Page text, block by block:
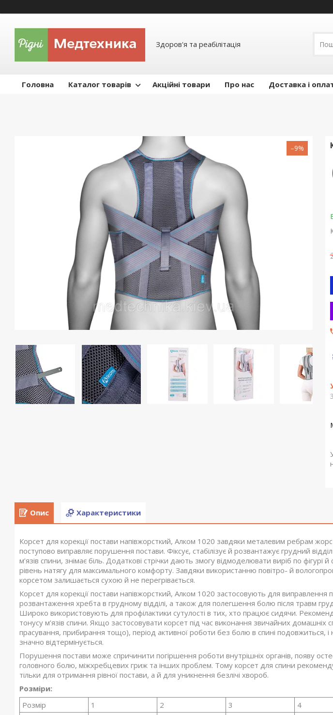
Здоров'я та реабілітація
Головна Каталог товарів Акційні товари Про нас Доставка і
–9%
Опис Характеристики
Корсет для корекції постави напівжорсткий, Алком 1020 завдяки металевим ребрам
поступово виправляє порушення постави. Фіксує, стабілізує й розвантажує грудний
м’язів спини, знімає біль. Додаткові стрічки дають змогу відмоделювати виріб по фігурі
рівень натягу для максимального комфорту. Завдяки використанню повітро- й
корсетом залишається сухою й не перегрівається.
Корсет для корекції постави напівжорсткий, Алком 1020 застосовують для виправлення
розвантаження хребта в грудному відділі, а також для полегшення болю після травм
Широко використовують для профілактики сутулості в тих, хто працює сидячи.
тонусу м’язів спини. Якщо застосовувати корсет під час виконання звичайних домашніх
прасування, прибирання тощо), період активної роботи без болю в спині подовжиться, і
значно відтермінується.
Порушення постави може спричинити погіршення роботи внутрішніх органів, появу
головного болю, міжхребцевих гриж та інших проблем. Тому корсет для спини
тільки для отримання рівної постави, а й для уникнення безлічі хвороб.
Розміри:
Розмір
1 2 3 4